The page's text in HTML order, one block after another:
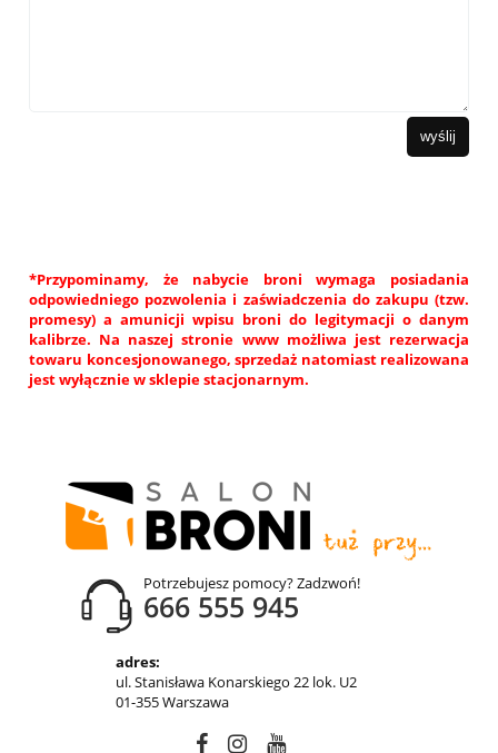
wyślij
*Przypominamy, że nabycie broni wymaga posiadania
odpowiedniego pozwolenia i zaświadczenia do zakupu (tzw.
promesy) a amunicji wpisu broni do legitymacji o danym
kalibrze. Na naszej stronie www możliwa jest rezerwacja
towaru koncesjonowanego, sprzedaż natomiast realizowana
jest wyłącznie w sklepie stacjonarnym.
Potrzebujesz pomocy? Zadzwoń!
666 555 945
adres:
ul. Stanisława Konarskiego 22 lok. U2
01-355 Warszawa